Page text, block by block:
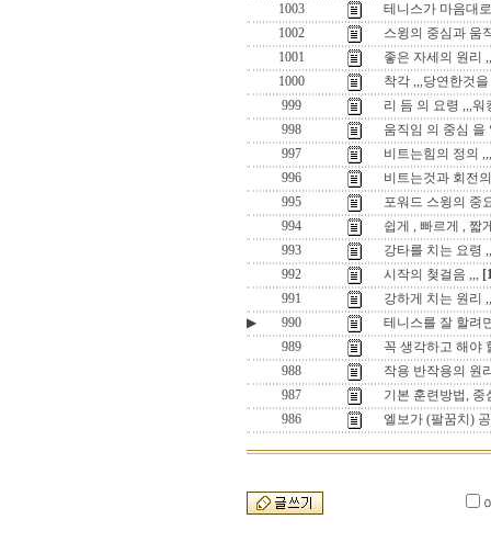
1003
테니스가 마음대
1002
스윙의 중심과 움
1001
좋은 자세의 원리
1000
착각 ,,,당연한것
999
리 듬 의 요령 ,,,워
998
움직임 의 중심 을
997
비트는힘의 정의
996
비트는것과 회전
995
포워드 스윙의 중
994
쉽게 , 빠르게 , 짧
993
강타를 치는 요령
992
시작의 첮걸음 ,,,
991
강하게 치는 원리
▶
990
테니스를 잘 할려
989
꼭 생각하고 해야
988
작용 반작용의 원
987
기본 훈련방법, 중
986
엘보가 (팔꿈치)